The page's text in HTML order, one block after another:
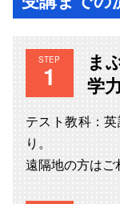
STEP
ま
学
テスト教科：
り。
遠隔地の方はご